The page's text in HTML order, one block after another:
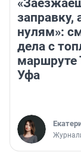
заправку,
нулям»:
дела с
Уфа